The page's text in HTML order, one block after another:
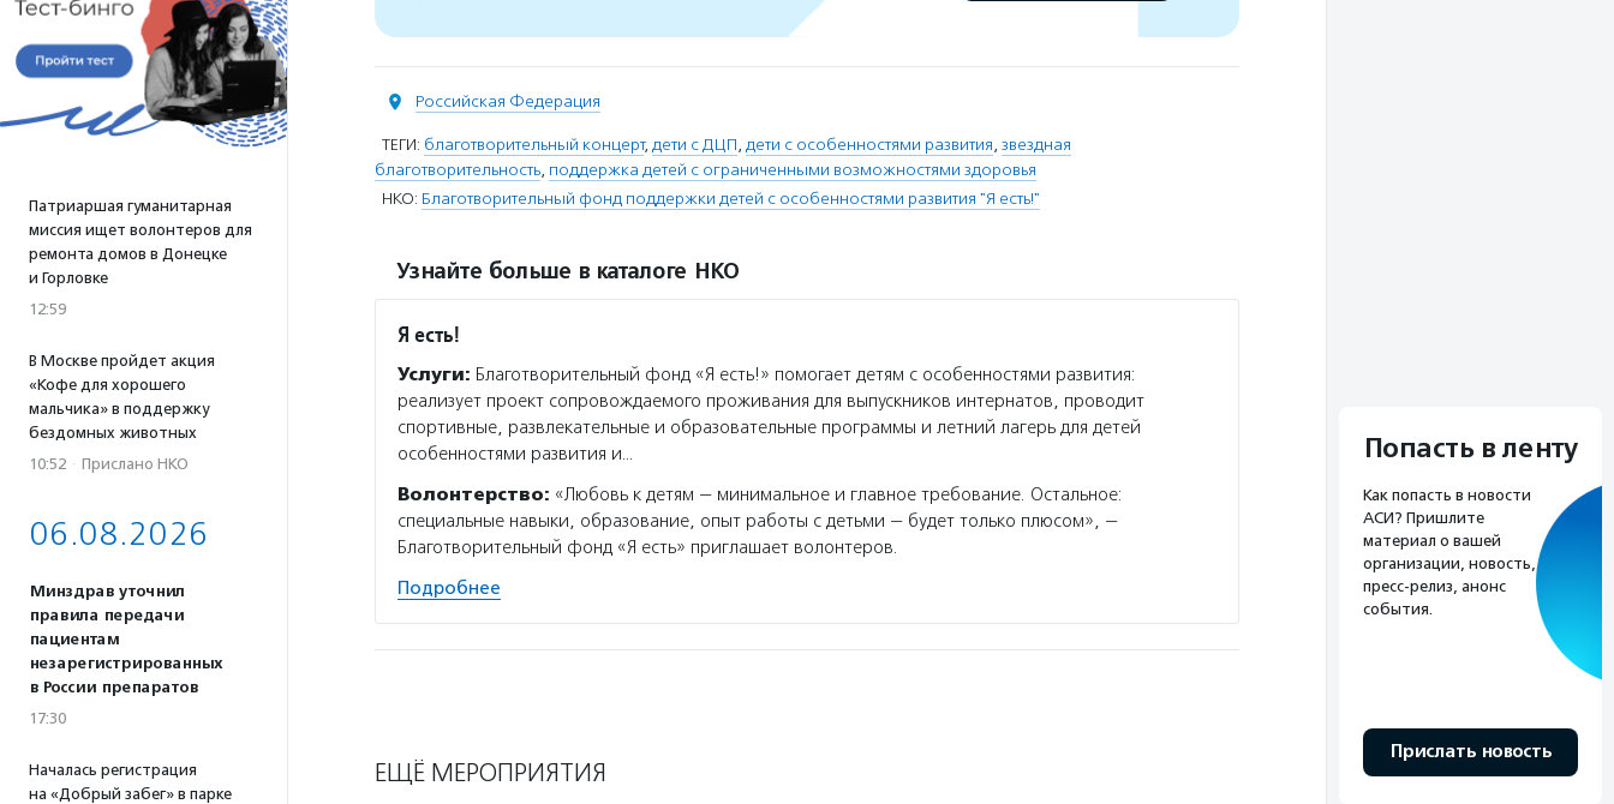
Патриаршая гуманитарная
миссия ищет волонтеров для
ремонта домов в Донецке
и Горловке
12:59
В Москве пройдет акция
«Кофе для хорошего
мальчика» в поддержку
бездомных животных
10:52 · Прислано НКО
06.08.2026
Минздрав уточнил
правила передачи
пациентам
незарегистрированных
в России препаратов
17:30
Началась регистрация
на «Добрый забег» в парке
Российская Федерация
ТЕГИ: благотворительный концерт, дети с ДЦП, дети с особенностями развития, звездная
благотворительность, поддержка детей с ограниченными возможностями здоровья
НКО: Благотворительный фонд поддержки детей с особенностями развития "Я есть!"
Узнайте больше в каталоге НКО
Я есть!
Услуги: Благотворительный фонд «Я есть!» помогает детям с особенностями развития:
реализует проект сопровождаемого проживания для выпускников интернатов, проводит
спортивные, развлекательные и образовательные программы и летний лагерь для детей
особенностями развития и…
Волонтерство: «Любовь к детям — минимальное и главное требование. Остальное:
специальные навыки, образование, опыт работы с детьми — будет только плюсом», —
Благотворительный фонд «Я есть» приглашает волонтеров.
Подробнее
ЕЩЁ МЕРОПРИЯТИЯ
Попасть в ленту
Как попасть в новости
АСИ? Пришлите
материал о вашей
организации, новость,
пресс-релиз, анонс
события.
Прислать новость